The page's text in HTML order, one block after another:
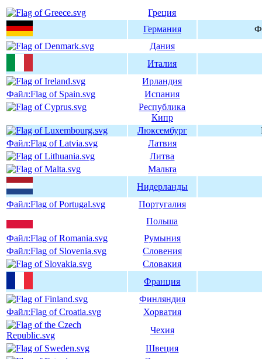
Греция
Германия
Дания
Италия
Ирландия
Файл:Flag of Spain.svg
Испания
Республика
Кипр
Люксембург
Файл:Flag of Latvia.svg
Латвия
Литва
Мальта
Нидерланды
Файл:Flag of Portugal.svg
Португалия
Польша
Файл:Flag of Romania.svg
Румыния
Файл:Flag of Slovenia.svg
Словения
Словакия
Франция
Финляндия
Файл:Flag of Croatia.svg
Хорватия
Чехия
Швеция